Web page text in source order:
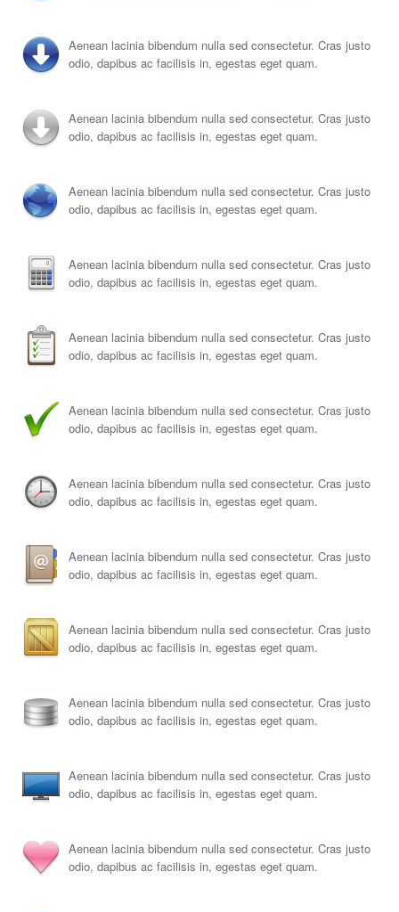
Aenean lacinia bibendum nulla sed consectetur. Cras justo
odio, dapibus ac facilisis in, egestas eget quam.
Aenean lacinia bibendum nulla sed consectetur. Cras justo
odio, dapibus ac facilisis in, egestas eget quam.
Aenean lacinia bibendum nulla sed consectetur. Cras justo
odio, dapibus ac facilisis in, egestas eget quam.
Aenean lacinia bibendum nulla sed consectetur. Cras justo
odio, dapibus ac facilisis in, egestas eget quam.
Aenean lacinia bibendum nulla sed consectetur. Cras justo
odio, dapibus ac facilisis in, egestas eget quam.
Aenean lacinia bibendum nulla sed consectetur. Cras justo
odio, dapibus ac facilisis in, egestas eget quam.
Aenean lacinia bibendum nulla sed consectetur. Cras justo
odio, dapibus ac facilisis in, egestas eget quam.
Aenean lacinia bibendum nulla sed consectetur. Cras justo
odio, dapibus ac facilisis in, egestas eget quam.
Aenean lacinia bibendum nulla sed consectetur. Cras justo
odio, dapibus ac facilisis in, egestas eget quam.
Aenean lacinia bibendum nulla sed consectetur. Cras justo
odio, dapibus ac facilisis in, egestas eget quam.
Aenean lacinia bibendum nulla sed consectetur. Cras justo
odio, dapibus ac facilisis in, egestas eget quam.
Aenean lacinia bibendum nulla sed consectetur. Cras justo
odio, dapibus ac facilisis in, egestas eget quam.